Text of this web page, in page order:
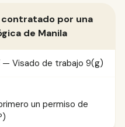
por una
de Manila
— Visado de trabajo 9(g)
un permiso de